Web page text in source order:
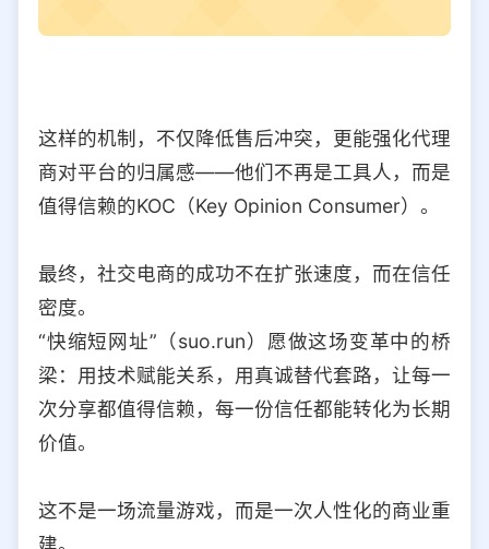
这样的机制，不仅降低售后冲突，更能强化代理
商对平台的归属感——他们不再是工具人，而是
值得信赖的KOC（Key Opinion Consumer）。
最终，社交电商的成功不在扩张速度，而在信任
密度。
“快缩短网址”（suo.run）愿做这场变革中的桥
梁：用技术赋能关系，用真诚替代套路，让每一
次分享都值得信赖，每一份信任都能转化为长期
价值。
这不是一场流量游戏，而是一次人性化的商业重
建。